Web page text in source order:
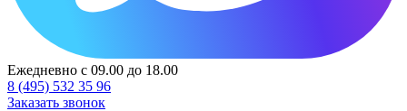
Ежедневно с 09.00 до 18.00
8 (495) 532 35 96
Заказать звонок